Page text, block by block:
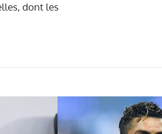
dont les